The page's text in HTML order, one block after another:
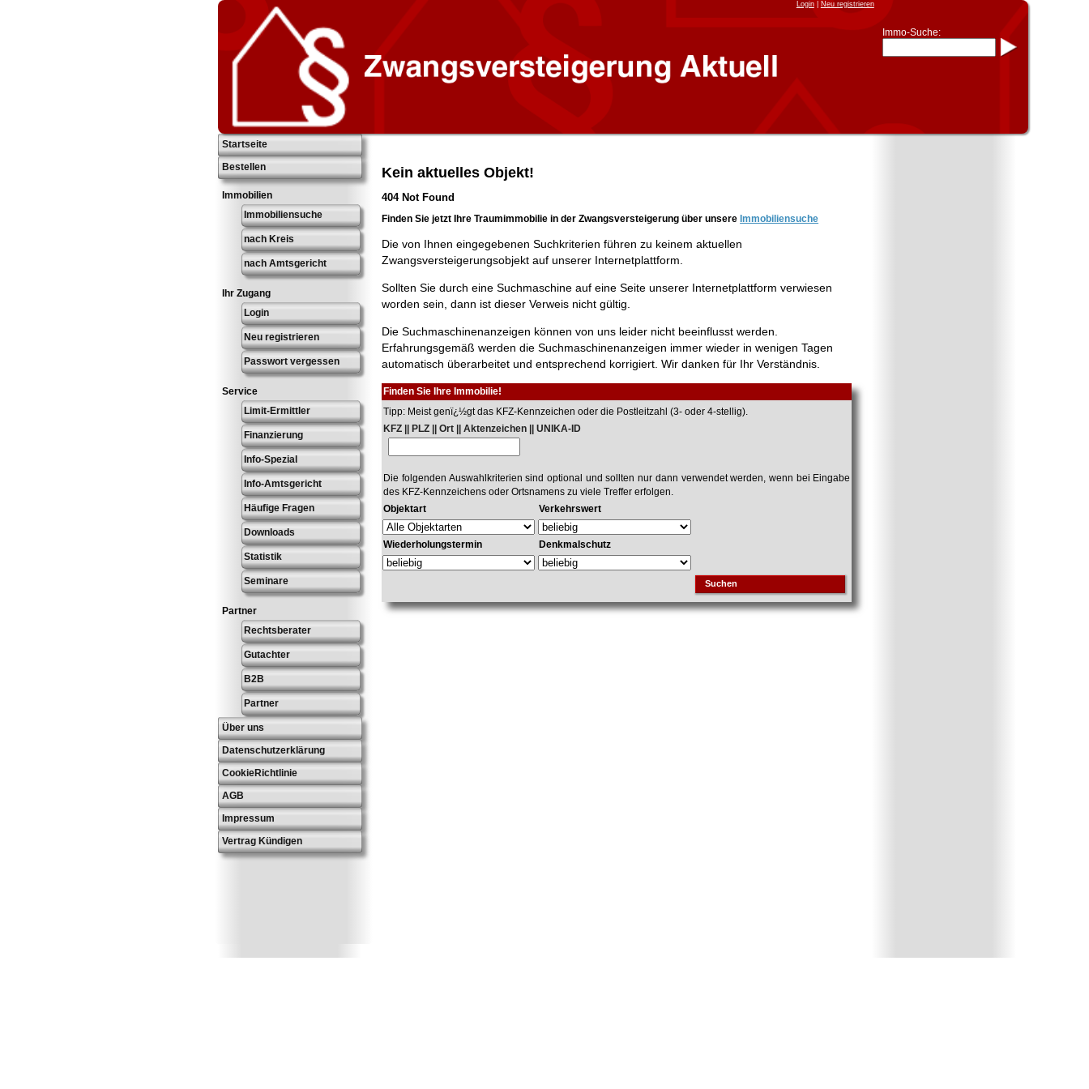
Login| Neu registrieren
Immo-Suche:
Startseite
Bestellen
Immobilien
Immobiliensuche
nach Kreis
nach Amtsgericht
Ihr Zugang
Login
Neu registrieren
Passwort vergessen
Service
Limit-Ermittler
Finanzierung
Info-Spezial
Info-Amtsgericht
Häufige Fragen
Downloads
Statistik
Seminare
Partner
Rechtsberater
Gutachter
B2B
Partner
Über uns
Datenschutzerklärung
CookieRichtlinie
AGB
Impressum
Vertrag Kündigen
Kein aktuelles Objekt!
404 Not Found
Finden Sie jetzt Ihre Traumimmobilie in der Zwangsversteigerung über unsereImmobiliensuche
Die von Ihnen eingegebenen Suchkriterien führen zu keinem aktuellen
Zwangsversteigerungsobjekt auf unserer Internetplattform.
Sollten Sie durch eine Suchmaschine auf eine Seite unserer Internetplattform verwiesen
worden sein, dann ist dieser Verweis nicht gültig.
Die Suchmaschinenanzeigen können von uns leider nicht beeinflusst werden.
Erfahrungsgemäß werden die Suchmaschinenanzeigen immer wieder in wenigen Tagen
automatisch überarbeitet und entsprechend korrigiert. Wir danken für Ihr Verständnis.
Finden Sie Ihre Immobilie!
Tipp: Meist genï¿½gt das KFZ-Kennzeichen oder die Postleitzahl (3- oder 4-stellig).
KFZ || PLZ || Ort || Aktenzeichen || UNIKA-ID
Die folgenden Auswahlkriterien sind optional und sollten nur dann verwendet werden, wenn bei Eingabe
des KFZ-Kennzeichens oder Ortsnamens zu viele Treffer erfolgen.
Objektart
Verkehrswert
Wiederholungstermin Denkmalschutz
Suchen